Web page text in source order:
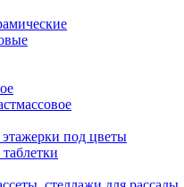
под цветы